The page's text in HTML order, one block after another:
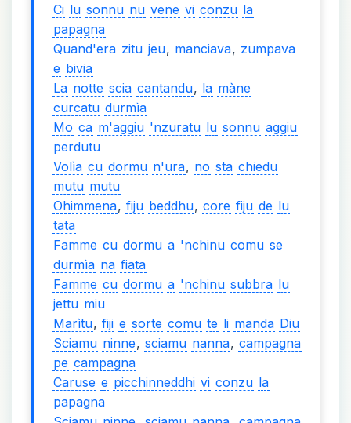
Ci lu sonnu nu vene vi conzu la
papagna
Quand'era zitu jeu, manciava, zumpava
e bivia
La notte scia cantandu, la màne
curcatu durmìa
Mo ca m'aggiu 'nzuratu lu sonnu aggiu
perdutu
Volìa cu dormu n'ura, no sta chiedu
mutu mutu
Ohimmena, fiju beddhu, core fiju de lu
tata
Famme cu dormu a 'nchinu comu se
durmìa na fiata
Famme cu dormu a 'nchinu subbra lu
jettu miu
Marìtu, fiji e sorte comu te li manda Diu
Sciamu ninne, sciamu nanna, campagna
pe campagna
Caruse e picchinneddhi vi conzu la
papagna